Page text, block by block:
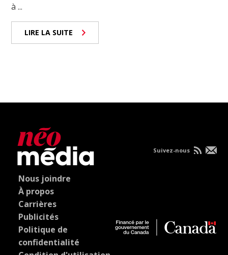
à ...
LIRE LA SUITE
Nous joindre
À propos
Carrières
Publicités
Politique de
confidentialité
Suivez-nous